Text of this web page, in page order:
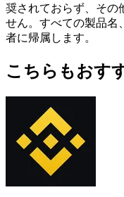
奨されておらず、その
せん。すべての製品名
者に帰属します。
こちらもおす